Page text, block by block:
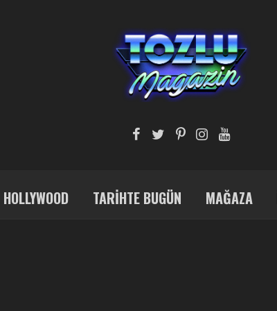
HOLLYWOOD TARIHTE BUGÜN MAĞAZA